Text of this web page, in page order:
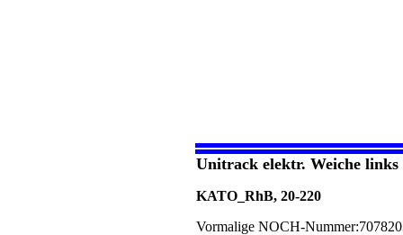
Unitrack elektr. Weiche links
KATO_RhB, 20-220
Vormalige NOCH-